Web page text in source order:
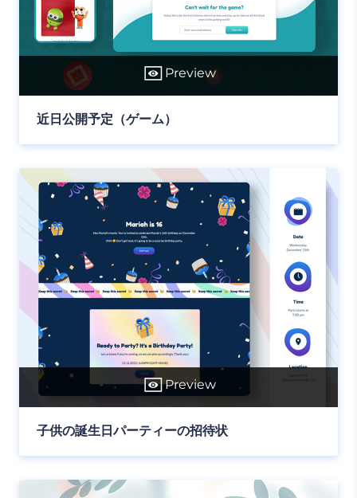
Preview
近日公開予定（ゲーム）
Preview
子供の誕生日パーティーの招待状